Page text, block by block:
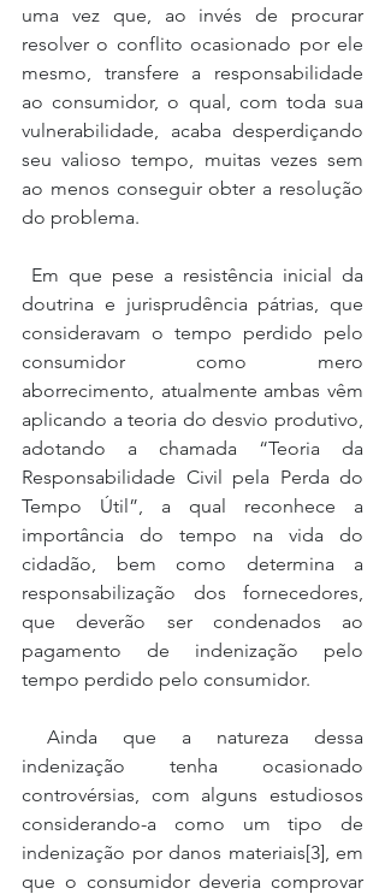
uma vez que, ao invés de procurar
resolver o conflito ocasionado por ele
mesmo, transfere a responsabilidade
ao consumidor, o qual, com toda sua
vulnerabilidade, acaba desperdiçando
seu valioso tempo, muitas vezes sem
ao menos conseguir obter a resolução
do problema.
doutrina e jurisprudência pátrias, que
consideravam o tempo perdido pelo
consumidor como mero
aborrecimento, atualmente ambas vêm
aplicando a teoria do desvio produtivo,
adotando a chamada “Teoria da
Responsabilidade Civil pela Perda do
Tempo Útil”, a qual reconhece a
importância do tempo na vida do
cidadão, bem como determina a
responsabilização dos fornecedores,
que deverão ser condenados ao
pagamento de indenização pelo
tempo perdido pelo consumidor.
indenização tenha ocasionado
controvérsias, com alguns estudiosos
considerando-a como um tipo de
indenização por danos materiais[3], em
que o consumidor deveria comprovar